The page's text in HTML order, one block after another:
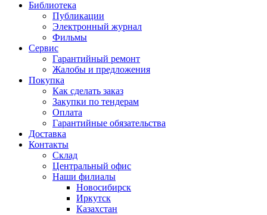
Библиотека
Публикации
Электронный журнал
Фильмы
Сервис
Гарантийный ремонт
Жалобы и предложения
Покупка
Как сделать заказ
Закупки по тендерам
Оплата
Гарантийные обязательства
Доставка
Контакты
Склад
Центральный офис
Наши филиалы
Новосибирск
Иркутск
Казахстан